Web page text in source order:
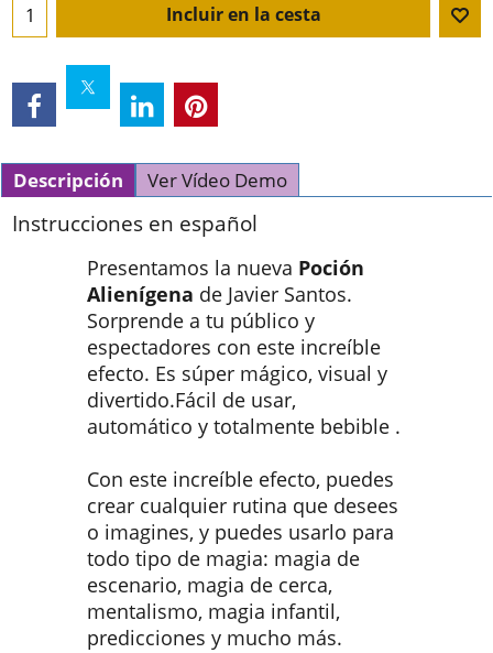
Incluir en la cesta
Descripción Ver Vídeo Demo
Instrucciones en español
Presentamos la nueva Poción
Alienígena de Javier Santos.
Sorprende a tu público y
espectadores con este increíble
efecto. Es súper mágico, visual y
divertido.Fácil de usar,
automático y totalmente bebible .
Con este increíble efecto, puedes
crear cualquier rutina que desees
o imagines, y puedes usarlo para
todo tipo de magia: magia de
escenario, magia de cerca,
mentalismo, magia infantil,
predicciones y mucho más.